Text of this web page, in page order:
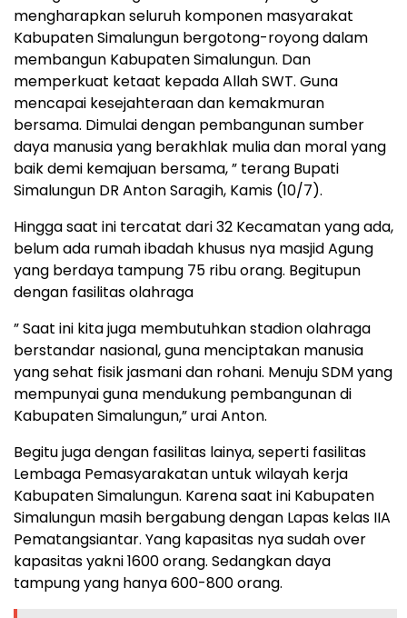
mengharapkan seluruh komponen masyarakat
Kabupaten Simalungun bergotong-royong dalam
membangun Kabupaten Simalungun. Dan
memperkuat ketaat kepada Allah SWT. Guna
mencapai kesejahteraan dan kemakmuran
bersama. Dimulai dengan pembangunan sumber
daya manusia yang berakhlak mulia dan moral yang
baik demi kemajuan bersama, ” terang Bupati
Simalungun DR Anton Saragih, Kamis (10/7).
Hingga saat ini tercatat dari 32 Kecamatan yang ada,
belum ada rumah ibadah khusus nya masjid Agung
yang berdaya tampung 75 ribu orang. Begitupun
dengan fasilitas olahraga
” Saat ini kita juga membutuhkan stadion olahraga
berstandar nasional, guna menciptakan manusia
yang sehat fisik jasmani dan rohani. Menuju SDM yang
mempunyai guna mendukung pembangunan di
Kabupaten Simalungun,” urai Anton.
Begitu juga dengan fasilitas lainya, seperti fasilitas
Lembaga Pemasyarakatan untuk wilayah kerja
Kabupaten Simalungun. Karena saat ini Kabupaten
Simalungun masih bergabung dengan Lapas kelas IIA
Pematangsiantar. Yang kapasitas nya sudah over
kapasitas yakni 1600 orang. Sedangkan daya
tampung yang hanya 600-800 orang.